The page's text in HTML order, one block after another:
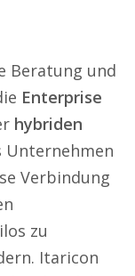
Beratung und
Enterprise
hybriden
Unternehmen
Verbindung
zu
Itaricon